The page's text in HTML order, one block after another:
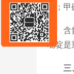
亡；甲
含氮
吡啶是
三